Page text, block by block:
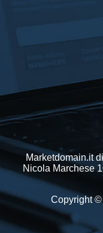
Marketdomain.it
Nicola Marchese
Copyright ©